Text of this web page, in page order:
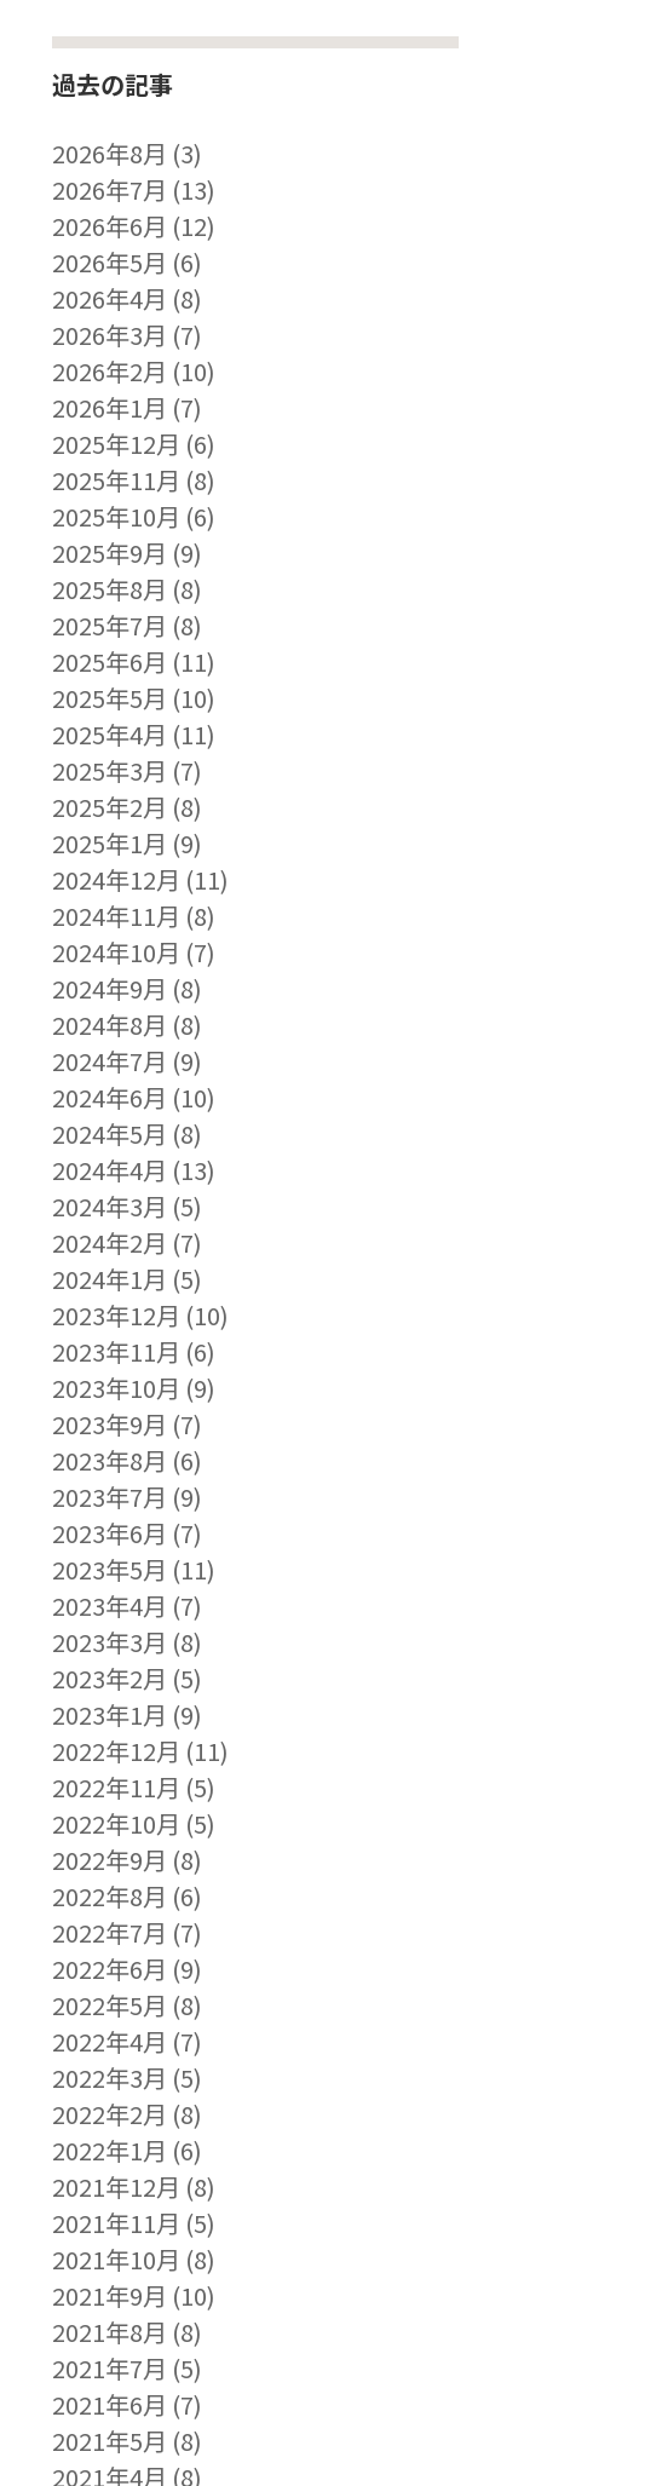
過去の記事
2026年8月 (3)
2026年7月 (13)
2026年6月 (12)
2026年5月 (6)
2026年4月 (8)
2026年3月 (7)
2026年2月 (10)
2026年1月 (7)
2025年12月 (6)
2025年11月 (8)
2025年10月 (6)
2025年9月 (9)
2025年8月 (8)
2025年7月 (8)
2025年6月 (11)
2025年5月 (10)
2025年4月 (11)
2025年3月 (7)
2025年2月 (8)
2025年1月 (9)
2024年12月 (11)
2024年11月 (8)
2024年10月 (7)
2024年9月 (8)
2024年8月 (8)
2024年7月 (9)
2024年6月 (10)
2024年5月 (8)
2024年4月 (13)
2024年3月 (5)
2024年2月 (7)
2024年1月 (5)
2023年12月 (10)
2023年11月 (6)
2023年10月 (9)
2023年9月 (7)
2023年8月 (6)
2023年7月 (9)
2023年6月 (7)
2023年5月 (11)
2023年4月 (7)
2023年3月 (8)
2023年2月 (5)
2023年1月 (9)
2022年12月 (11)
2022年11月 (5)
2022年10月 (5)
2022年9月 (8)
2022年8月 (6)
2022年7月 (7)
2022年6月 (9)
2022年5月 (8)
2022年4月 (7)
2022年3月 (5)
2022年2月 (8)
2022年1月 (6)
2021年12月 (8)
2021年11月 (5)
2021年10月 (8)
2021年9月 (10)
2021年8月 (8)
2021年7月 (5)
2021年6月 (7)
2021年5月 (8)
2021年4月 (8)